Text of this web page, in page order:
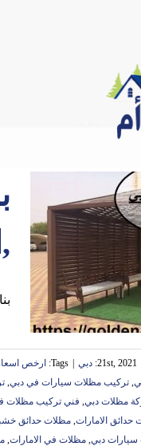
بناء
دبي Tags: ارخص
, تركيب مظلات سيارات في دبي,
مظلات دبي, فني تركيب مظلات
حدائق الامارات, مظلات حدائق
دبي, مظلات في الامارات,